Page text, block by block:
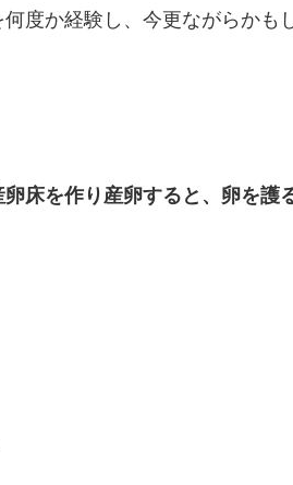
度か経験し、今更ながらかも
卵床を作り産卵すると、卵を護